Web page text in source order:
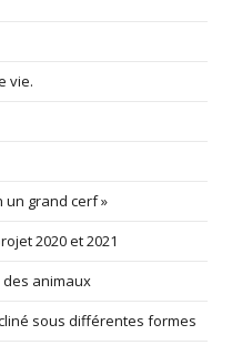
vie.
un grand cerf »
2020 et 2021
des animaux
sous différentes formes